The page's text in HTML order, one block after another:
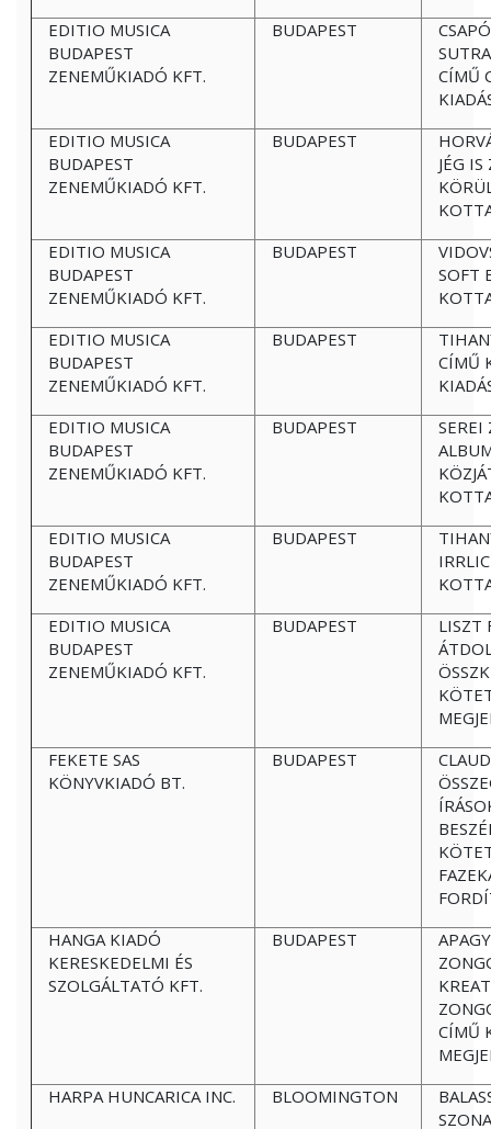
EDITIO MUSICA
BUDAPEST
ZENEMŰKIADÓ KFT.
BUDAPEST
CÍMŰ
EDITIO MUSICA
BUDAPEST
ZENEMŰKIADÓ KFT.
BUDAPEST
JÉG IS
EDITIO MUSICA
BUDAPEST
ZENEMŰKIADÓ KFT.
BUDAPEST
SOFT
EDITIO MUSICA
BUDAPEST
ZENEMŰKIADÓ KFT.
BUDAPEST
CÍMŰ
EDITIO MUSICA
BUDAPEST
ZENEMŰKIADÓ KFT.
BUDAPEST
SEREI
EDITIO MUSICA
BUDAPEST
ZENEMŰKIADÓ KFT.
BUDAPEST
EDITIO MUSICA
BUDAPEST
ZENEMŰKIADÓ KFT.
BUDAPEST
LISZT
FEKETE SAS
KÖNYVKIADÓ BT.
BUDAPEST
HANGA KIADÓ
KERESKEDELMI ÉS
SZOLGÁLTATÓ KFT.
BUDAPEST
CÍMŰ
HARPA HUNCARICA INC.
BLOOMINGTON